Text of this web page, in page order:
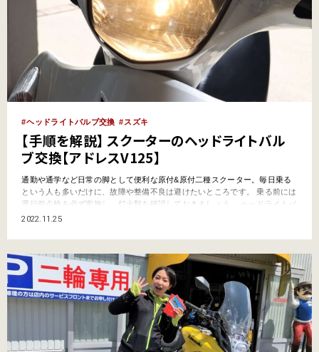
ヘッドライトバルブ交換 スズキ
【手順を解説】 スクーターのヘッドライトバル
ブ交換【アドレスV125】
通勤や通学など日常の脚として便利な原付&原付二種スクーター。毎日乗る
という人も多いだけに、故障や整備不良は避けたいところです。 乗る前には
運行前点検を必ず実施し、灯火類を確認しておきましょう。 ヘッドライトバ
ルブは走行距離が伸びてくると、やがてフィラメントが切れて点かなくなり
できますが、対向車や前走車の迷惑になり、…
2022.11.25